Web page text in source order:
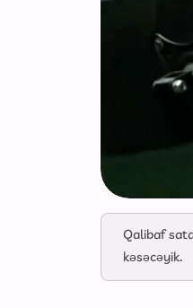
Qalibaf
kəsəcəyik.